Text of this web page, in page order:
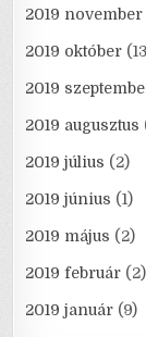
2019 november
2019 október
2019
2019 augusztus
2019 július (2)
2019 június (1)
2019 május (2)
2019 február (2)
2019 január (9)